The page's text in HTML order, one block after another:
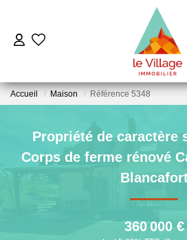
VENTE
GESTION
Nos Agences
Accueil Maison Référence 5348
Propriété de caractère
Corps de ferme rénové
360 000 €